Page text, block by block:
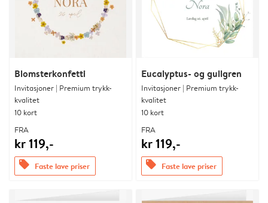
Blomsterkonfetti
Invitasjoner | Premium trykk-
kvalitet
10 kort
FRA
kr 119,-
offers Faste lave priser
Eucalyptus- og gullgren
Invitasjoner | Premium trykk-
kvalitet
10 kort
FRA
kr 119,-
offers Faste lave priser